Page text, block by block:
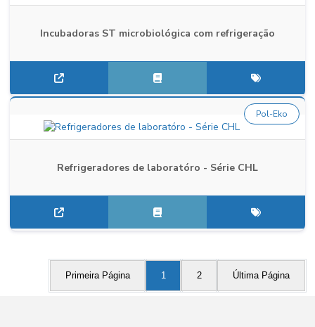
Incubadoras ST microbiológica com refrigeração
Refrigeradores de laboratóro - Série CHL
Pol-Eko
Primeira Página 1 2 Última Página